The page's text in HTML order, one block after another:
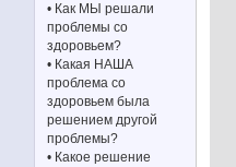
• Как МЫ решали
проблемы со
здоровьем?
• Какая НАША
проблема со
здоровьем была
решением другой
проблемы?
• Какое решение